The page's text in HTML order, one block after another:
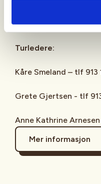
Facebook: Aktiv i 100
DNT Oslo og Omegn
Turledere:
Kåre Smeland – tlf 913
Grete Gjertsen -
Anne Kathrine
Mer informasjon